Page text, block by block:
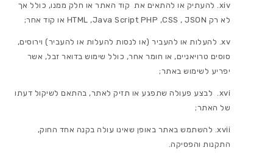
להעתיק או להתאים את קוד האתר או חלק ממנו, כולל אך
לא רק HTML ,Java Script PHP ,CSS , JSON או קוד אחר;
להעלות או להעביר (או לנסות להעלות או להעביר) וירוסים,
סוסים טרויאניים, או חומר אחר, כולל שימוש בדואר זבל, אשר
יפריע לשימוש באתר;
לבצע פעולה שתפגע או תזיק לאתר, בהתאם לשיקול דעתו
של האתר;
להשתמש באתר באופן שאינו עולה בקנה אחד החוק,
התקנות והפסיקה.